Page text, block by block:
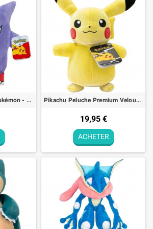
Ectoplasma Peluche Pokémon - 30cm Pikachu Peluche Premium Velours Pokémon - 21cm
19,95 €
ACHETER